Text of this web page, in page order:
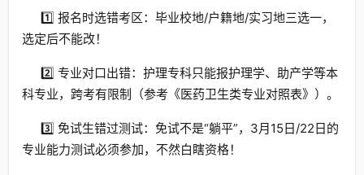
1️⃣ 报名时选错考区：毕业校地/户籍地/实习地三选一，
选定后不能改！
2️⃣ 专业对口出错：护理专科只能报护理学、助产学等本
科专业，跨考有限制（参考《医药卫生类专业对照表》）。
3️⃣ 免试生错过测试：免试不是“躺平”，3月15日/22日的
专业能力测试必须参加，不然白瞎资格！